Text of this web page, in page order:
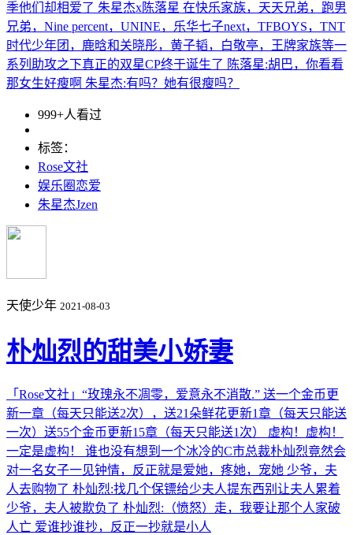
季他们却相爱了 朱星杰x陈落星 在快乐家族，天天兄弟，跑男
兄弟，Nine percent，UNINE，乐华七子next，TFBOYS，TNT
时代少年团，鹿晗和关晓彤，黄子韬，白敬亭，王牌家族等一
系列助攻之下真正的双星CP终于诞生了 陈落星:胡巴，你看看
那女生好瘦啊 朱星杰:有吗？她有很瘦吗？
999+人看过
标签：
Rose文社
娱乐圈恋爱
朱星杰Jzen
天使少年 2021-08-03
朴灿烈的甜美小娇妻
「Rose文社」“玫瑰永不凋零，爱意永不消散.” 送一个金币更
新一章（每天只能送2次），送21朵鲜花更新1章（每天只能送
一次）送55个金币更新15章（每天只能送1次） 虚构！虚构！
一定是虚构！ 谁也没有想到一个冰冷的C市总裁朴灿烈竟然会
对一名女子一见钟情，反正就是爱她，疼她，宠她 少爷，夫
人去购物了 朴灿烈:找几个保镖给少夫人提东西别让夫人累着
少爷，夫人被欺负了 朴灿烈:（愤怒）走，我要让那个人家破
人亡 爱谁抄谁抄，反正一抄就是小人